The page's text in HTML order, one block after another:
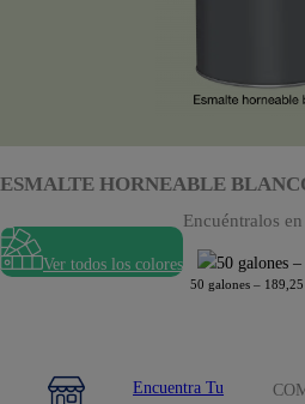
ESMALTE HORNEABLE
Ver todos los colores
Encuéntralos
50 galones –
Encuentra Tu